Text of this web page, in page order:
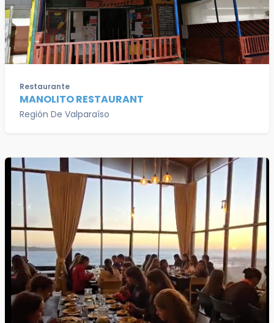
Restaurante
MANOLITO RESTAURANT
Región De Valparaíso